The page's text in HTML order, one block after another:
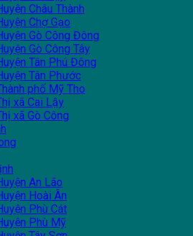
Châu Thành
Chợ Gạo
Gò Công Đông
Gò Công Tây
Tân Phú Đông
Tân Phước
phố Mỹ Tho
xã Cai Lậy
xã Gò Công
An Lão
Hoài Ân
Phù Cát
Phù Mỹ